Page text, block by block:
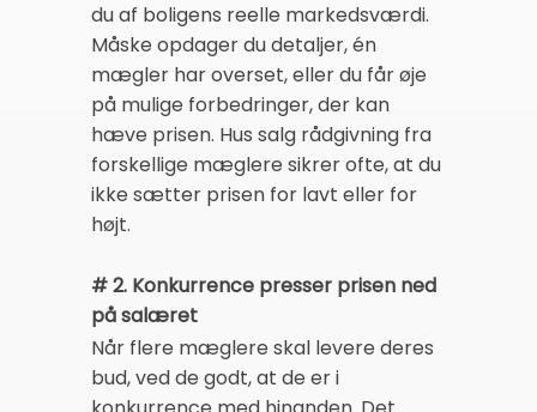
du af boligens reelle markedsværdi.
Måske opdager du detaljer, én
mægler har overset, eller du får øje
på mulige forbedringer, der kan
hæve prisen. Hus salg rådgivning fra
forskellige mæglere sikrer ofte, at du
ikke sætter prisen for lavt eller for
højt.
# 2. Konkurrence presser prisen ned
på salæret
Når flere mæglere skal levere deres
bud, ved de godt, at de er i